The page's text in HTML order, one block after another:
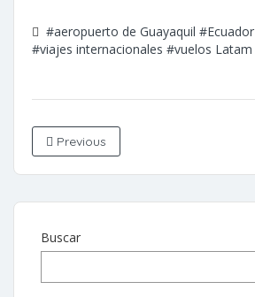
#aeropuerto de Guayaquil #Ecuador
#viajes internacionales #vuelos Latam
Previous
Buscar